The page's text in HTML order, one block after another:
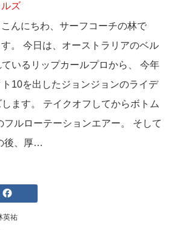
ルズ
こんにちわ、サーフコーチの林で
す。 今日は、オーストラリアのベル
いるリップカールプロから、 今年
10を出したジョンジョンのライデ
ます。 テイクオフしてからボトム
フルローテーションエアー。 そして
後、厚…
英祐